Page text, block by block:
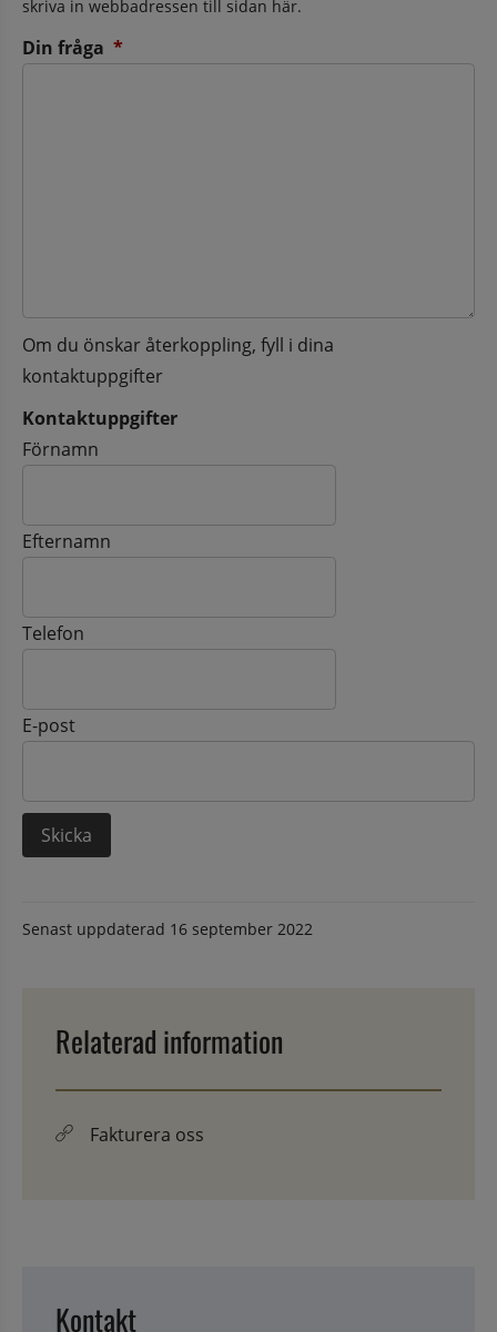
skriva in webbadressen till sidan här.
Din fråga *
Om du önskar återkoppling, fyll i dina
kontaktuppgifter
Kontaktuppgifter
Kontaktuppgifter
Förnamn
Efternamn
Telefon
E-post
Senast uppdaterad 16 september 2022
Relaterad information
Fakturera oss
Kontakt